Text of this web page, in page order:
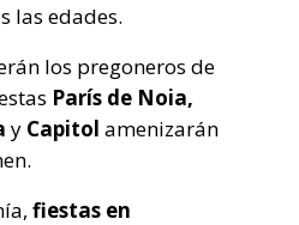
las edades.
los pregoneros de
París de Noia,
y Capitol amenizarán
fiestas en